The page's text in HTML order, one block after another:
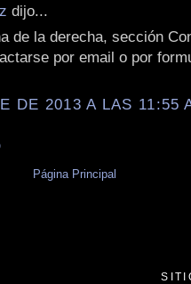
dijo...
de la derecha, sección
por email o por
DE 2013 A LAS 11:55
Página Principal